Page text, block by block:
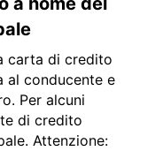
carta di credito
al conducente e
Per alcuni
di credito
Attenzione: